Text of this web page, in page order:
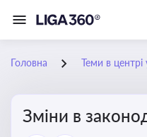
Головна Теми в центрі
Зміни в